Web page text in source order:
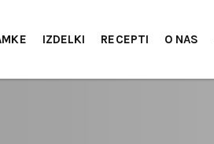
IZDELKI RECEPTI O NAS